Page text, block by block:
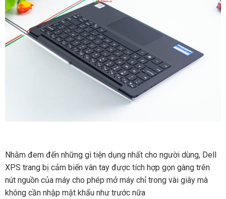
Nhằm đem đến những gì tiện dụng nhất cho người dùng, Dell
XPS trang bị cảm biến vân tay được tích hợp gọn gàng trên
nút nguồn của máy cho phép mở máy chỉ trong vài giây mà
không cần nhập mật khẩu như trước nữa